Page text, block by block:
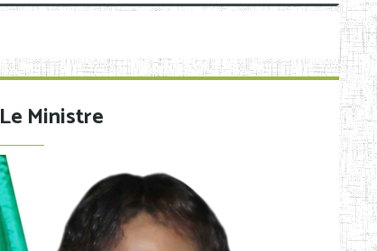
Demande de subvention
Le Ministre